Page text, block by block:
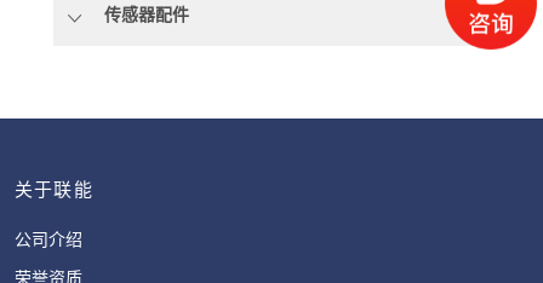
传感器配件
关于联能
公司介绍
荣誉资质